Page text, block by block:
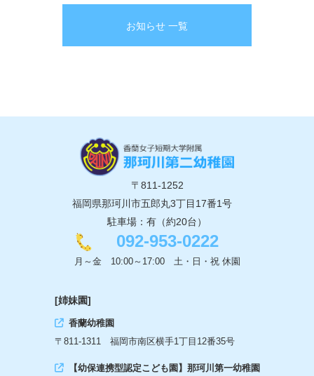
お知らせ 一覧
〒811-1252
福岡県那珂川市五郎丸3丁目17番1号
駐車場：有（約20台）
092-953-0222
月～金 10:00～17:00 土・日・祝 休園
[姉妹園]
香蘭幼稚園
〒811-1311 福岡市南区横手1丁目12番35号
【幼保連携型認定こども園】那珂川第一幼稚園